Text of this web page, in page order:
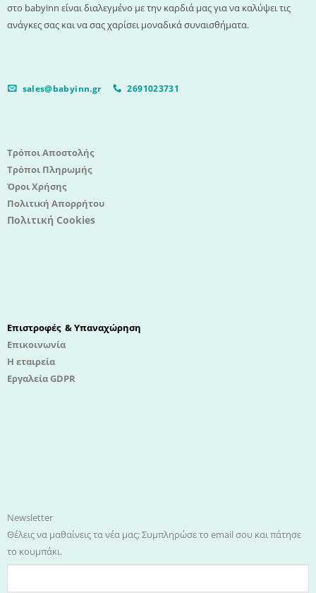
στο babyinn είναι διαλεγμένο με την καρδιά μας για να καλύψει τις
ανάγκες σας και να σας χαρίσει μοναδικά συναισθήματα.
sales@babyinn.gr 2691023731
Τρόποι Αποστολής
Τρόποι Πληρωμής
Όροι Χρήσης
Πολιτική Απορρήτου
Πολιτική Cookies
Επιστροφές & Υπαναχώρηση
Επικοινωνία
Η εταιρεία
Εργαλεία GDPR
Newsletter
Θέλεις να μαθαίνεις τα νέα μας; Συμπληρώσε το email σου και πάτησε
το κουμπάκι.